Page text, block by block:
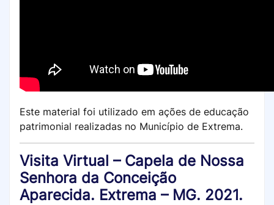
Este material foi utilizado em ações de educação
patrimonial realizadas no Município de Extrema.
Visita Virtual – Capela de Nossa
Senhora da Conceição
Aparecida. Extrema – MG. 2021.